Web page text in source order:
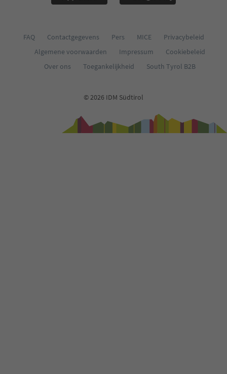
FAQ Contactgegevens Pers MICE
Privacybeleid
Algemene voorwaarden
Impressum
Cookiebeleid
Over ons
Toegankelijkheid South Tyrol B2B
© 2026 IDM Südtirol